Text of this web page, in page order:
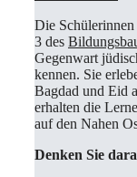
Die
3 des
Gegenwart
kennen. Sie
Bagdad und Eid
erhalten die
auf den Nahen
Denken Sie